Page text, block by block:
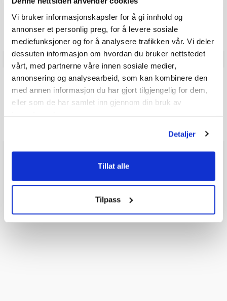
Vi bruker informasjonskapsler for å gi innhold og
annonser et personlig preg, for å levere sosiale
mediefunksjoner og for å analysere trafikken vår. Vi deler
dessuten informasjon om hvordan du bruker nettstedet
vårt, med partnerne våre innen sosiale medier,
annonsering og analysearbeid, som kan kombinere den
med annen informasjon du har gjort tilgjengelig for dem,
eller som de har samlet inn gjennom din bruk av
Detaljer
Tillat alle
Tilpass
Vær oppmerksom på at noen kunder gir en rating uten å skrive en
review, og at antallet ratings derfor vil være forskjellig fra antall
reviews.
Q & A